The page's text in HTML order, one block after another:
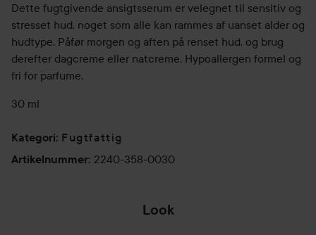
Dette fugtgivende ansigtsserum er velegnet til sensitiv og
stresset hud, noget som alle kan rammes af uanset alder og
hudtype. Påfør morgen og aften på renset hud, og brug
derefter dagcreme eller natcreme. Hypoallergen formel og
fri for parfume.
30 ml
Kategori: Fugtfattig
Artikelnummer: 2240-358-0030
Look